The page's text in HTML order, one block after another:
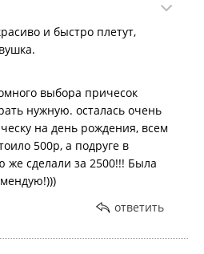
и быстро плетут,
выбора причесок
нужную. осталась очень
на день рождения, всем
500р, а подруге в
же сделали за 2500!!! Была
ответить